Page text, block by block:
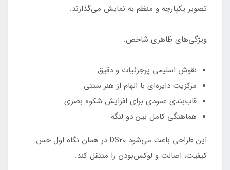
تصویر یکپارچه و منظم به نمایش می‌گذارند.
ویژگی‌های ظاهری شاخص:
نقوش اسلیمی پرجزئیات و دقیق
مرکزیت دایره‌ای با الهام از هنر سنتی
قاب‌بندی عمودی برای افزایش شکوه بصری
هماهنگی کامل بین دو لنگه
این طراحی باعث می‌شود DS20 در همان نگاه اول حس
کیفیت، اصالت و لوکس‌بودن را منتقل کند.